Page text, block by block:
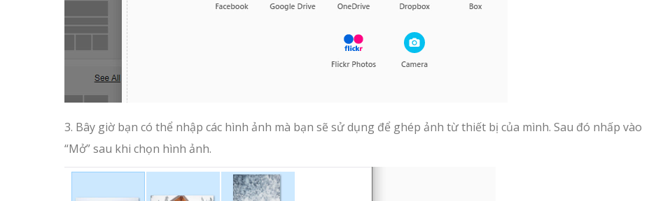
3. Bây giờ bạn có thể nhập các hình ảnh mà bạn sẽ sử dụng để ghép ảnh từ thiết bị của mình. Sau đó nhấp vào
“Mở” sau khi chọn hình ảnh.